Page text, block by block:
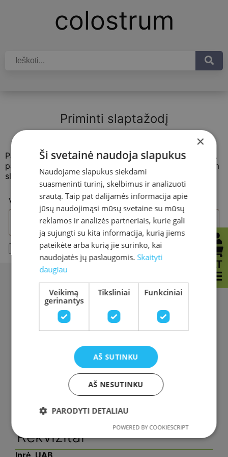
colostrum
LT
Priminti slaptažodį
Pamiršote slaptažodį? Įveskite vartotojo vardą arba el.
pašto adresą. Į el.pašto dėžutę gausite nuorodą naujam
slaptažodžiui susikurti.
Vartotojo vardas arba el. paštas*Privalomas
Atkurti slaptažodį
Nuorodos
Pirkimo – pardavimo taisyklės
Prekių grąžinimas
Privatumo politika
Rekvizitai
Inrė, UAB
×
Ši svetainė naudoja slapukus
Naudojame slapukus siekdami
suasmeninti turinį, skelbimus ir analizuoti
srautą. Taip pat dalijamės informacija apie
jūsų naudojimąsi mūsų svetaine su mūsų
reklamos ir analizės partneriais, kurie gali
ją sujungti su kita informacija, kurią jiems
pateikėte arba kurią jie surinko, kai
naudojatės jų paslaugomis. Skaityti
daugiau
Veikimą
gerinantys
Tiksliniai Funkciniai
AŠ SUTINKU
AŠ NESUTINKU
PARODYTI DETALIAU
POWERED BY COOKIESCRIPT